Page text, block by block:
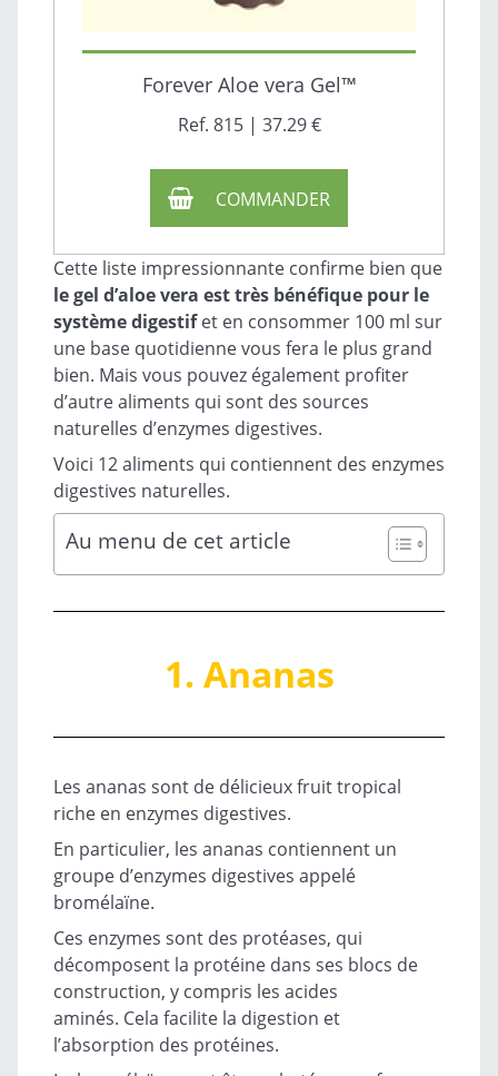
Forever Aloe vera Gel™
Ref. 815 | 37.29 €
COMMANDER
Cette liste impressionnante confirme bien que
le gel d’aloe vera est très bénéfique pour le
système digestifet en consommer 100 ml sur
une base quotidienne vous fera le plus grand
bien. Mais vous pouvez également profiter
d’autre aliments qui sont des sources
naturelles d’enzymes digestives.
Voici 12 aliments qui contiennent des enzymes
digestives naturelles.
Au menu de cet article
1. Ananas
Les ananas sont de délicieux fruit tropical
riche en enzymes digestives.
En particulier, les ananas contiennent un
groupe d’enzymes digestives appelé
bromélaïne.
Ces enzymes sont des protéases, qui
décomposent la protéine dans ses blocs de
construction, y compris les acides
aminés. Cela facilite la digestion et
l’absorption des protéines.